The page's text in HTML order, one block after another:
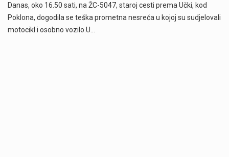
Danas, oko 16.50 sati, na ŽC-5047, staroj cesti prema Učki, kod
Poklona, dogodila se teška prometna nesreća u kojoj su sudjelovali
motocikl i osobno vozilo.U…